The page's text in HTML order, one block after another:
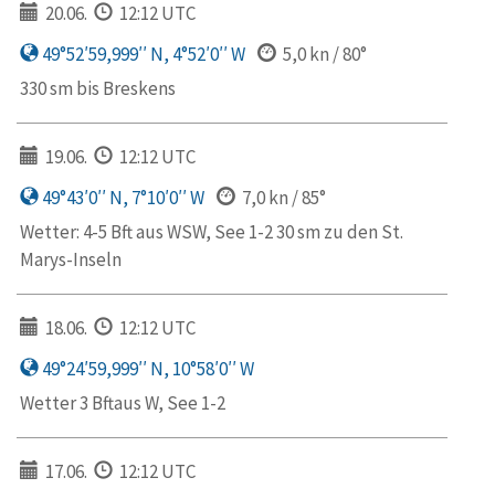
20.06.
12:12 UTC
49°52′59,999′′ N, 4°52′0′′ W
5,0 kn / 80°
330 sm bis Breskens
19.06.
12:12 UTC
49°43′0′′ N, 7°10′0′′ W
7,0 kn / 85°
Wetter: 4-5 Bft aus WSW, See 1-2 30 sm zu den St.
Marys-Inseln
18.06.
12:12 UTC
49°24′59,999′′ N, 10°58′0′′ W
Wetter 3 Bftaus W, See 1-2
17.06.
12:12 UTC